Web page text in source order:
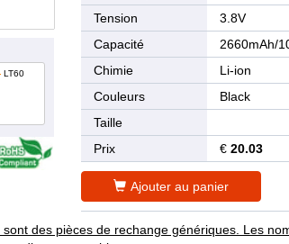
LT60
Tension
3.8V
Capacité
2660mAh/
Chimie
Li-ion
Couleurs
Black
Taille
Prix
€20.03
Ajouter au panier
des pièces de rechange génériques. Les